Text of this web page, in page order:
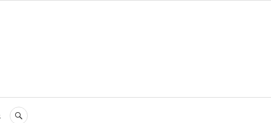
RECHERCHE